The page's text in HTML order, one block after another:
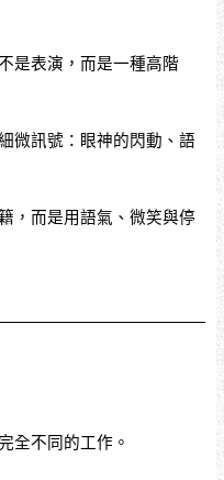
是表演，而是一種高階
微訊號：眼神的閃動、語
，而是用語氣、微笑與停
全不同的工作。